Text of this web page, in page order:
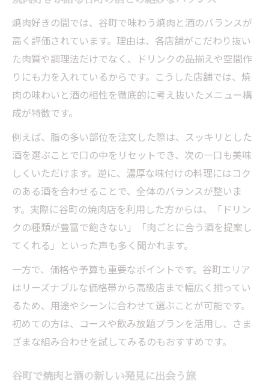
焼肉好きの間では、谷町で味わう焼肉と酒のバランスが
高く評価されています。理由は、各店舗がこだわり抜い
た肉質や調理法だけでなく、ドリンクの品揃えや空間作
りにも力を入れているからです。こうした店舗では、焼
肉の味わいと酒の相性を徹底的に考え抜いたメニュー構
成が特徴です。
例えば、脂の多い部位を注文した際は、スッキリとした
酒を選ぶことで口の中をリセットでき、次の一口も美味
しくいただけます。逆に、濃厚な味付けの料理にはコク
のある酒を合わせることで、全体のバランスが整いま
す。実際に谷町の焼肉店を利用した方からは、「ドリン
クの種類が豊富で飽きない」「肉ごとに合う酒を提案し
てくれる」といった声も多く聞かれます。
一方で、価格や予算も重要なポイントです。谷町エリア
はリーズナブルな価格帯から高級店まで幅広く揃ってい
るため、用途やシーンに合わせて選ぶことが可能です。
初めての方は、コースや飲み放題プランを活用し、さま
ざまな組み合わせを試してみるのもおすすめです。
谷町で焼肉と酒の新しい発見に出会う旅